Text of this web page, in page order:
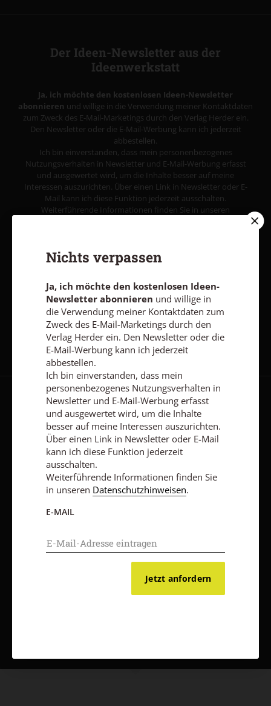
Der Ideen-Newsletter aus der
Ideenwerkstatt
Ja, ich möchte den kostenlosen Ideen-Newsletter
abonnieren und willige in die Verwendung meiner Kontaktdaten
zum Zweck des E-Mail-Marketings durch den Verlag Herder ein.
Den Newsletter oder die E-Mail-Werbung kann ich jederzeit
abbestellen.
Ich bin einverstanden, dass mein personenbezogenes
Nutzungsverhalten in Newsletter und E-Mail-Werbung erfasst
und ausgewertet wird, um die Inhalte besser auf meine
Interessen auszurichten. Über einen Link in Newsletter oder E-
Mail kann ich diese Funktion jederzeit ausschalten.
Weiterführende Informationen finden Sie in unseren
Jetzt anmelden
AGB und Widerrufsbelehrung Datenschutz Barrierefreiheit
Impressum
Vertrag widerrufen
Nichts verpassen
Ja, ich möchte den kostenlosen Ideen-
Newsletter abonnieren und willige in
die Verwendung meiner Kontaktdaten zum
Zweck des E-Mail-Marketings durch den
Verlag Herder ein. Den Newsletter oder die
E-Mail-Werbung kann ich jederzeit
abbestellen.
Ich bin einverstanden, dass mein
personenbezogenes Nutzungsverhalten in
Newsletter und E-Mail-Werbung erfasst
und ausgewertet wird, um die Inhalte
besser auf meine Interessen auszurichten.
Über einen Link in Newsletter oder E-Mail
kann ich diese Funktion jederzeit
ausschalten.
Weiterführende Informationen finden Sie
in unseren Datenschutzhinweisen.
E-MAIL
Jetzt anfordern